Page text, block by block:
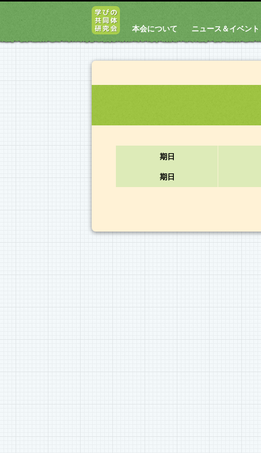
本会について ニュース＆イベント
期日
期日